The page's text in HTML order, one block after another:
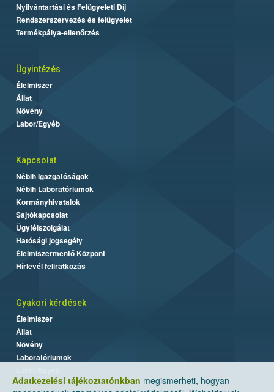
Adatkezelési tájékoztatónkban megismerheti, hogyan
Nyilvántartási és Felügyeleti Díj
Rendszerszervezés és felügyelet
Termékpálya-ellenőrzés
Ügyintézés
Élelmiszer
Állat
Növény
Labor/Egyéb
Kapcsolat
Nébih Igazgatóságok
Nébih Laboratóriumok
Kormányhivatalok
Sajtókapcsolat
Ügyfélszolgálat
Hatósági jogsegély
Élelmiszermentő Központ
Hírlevél feliratkozás
Gyakori kérdések
Élelmiszer
Állat
Növény
Laboratóriumok